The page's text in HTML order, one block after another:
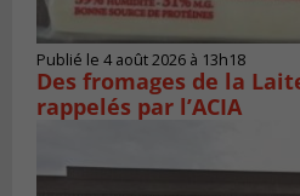
Publié le 4 août 2026 à 13h18
Des fromages de la
rappelés par l’ACIA